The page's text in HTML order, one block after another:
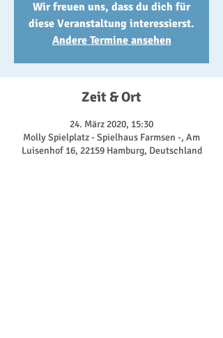
Wir freuen uns, dass du dich für
diese Veranstaltung interessierst.
Andere Termine ansehen
Zeit & Ort
24. März 2020, 15:30
Molly Spielplatz - Spielhaus Farmsen -, Am
Luisenhof 16, 22159 Hamburg, Deutschland